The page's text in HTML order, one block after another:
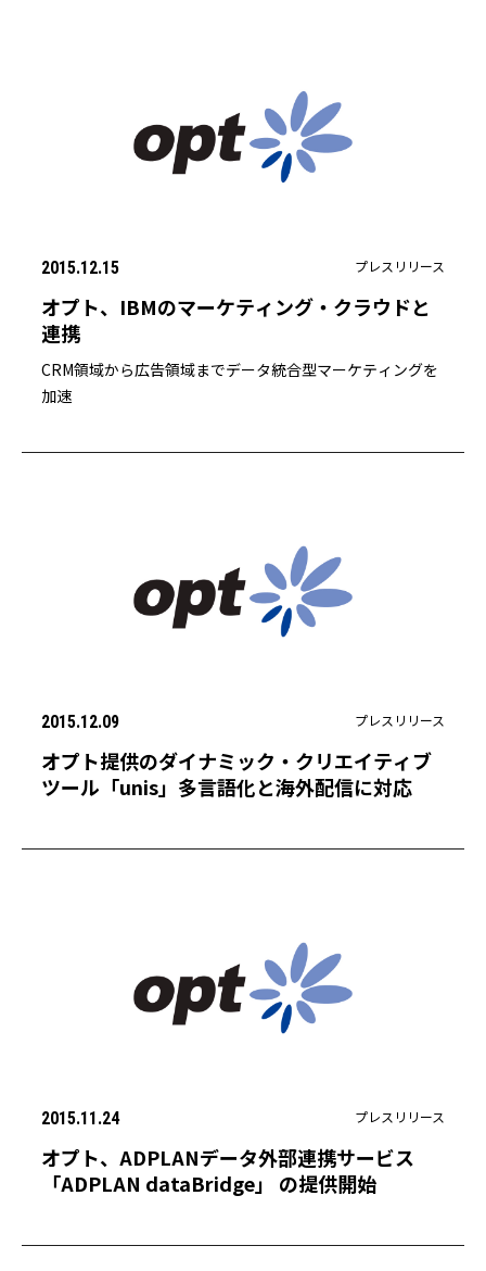
2015.12.15 プレスリリース
オプト、IBMのマーケティング・クラウドと
連携
CRM領域から広告領域までデータ統合型マーケティングを
加速
2015.12.09 プレスリリース
オプト提供のダイナミック・クリエイティブ
ツール「unis」多言語化と海外配信に対応
2015.11.24 プレスリリース
オプト、ADPLANデータ外部連携サービス
「ADPLAN dataBridge」 の提供開始